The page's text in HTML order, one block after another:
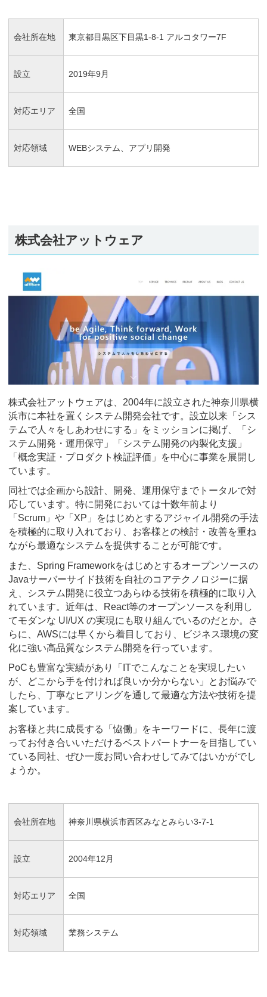
会社所在地 東京都目黒区下目黒1-8-1 アルコタワー7F
設立 2019年9月
対応エリア 全国
対応領域 WEBシステム、アプリ開発
株式会社アットウェア
株式会社アットウェアは、2004年に設立された神奈川県横
浜市に本社を置くシステム開発会社です。設立以来「シス
テムで人々をしあわせにする」をミッションに掲げ、「シ
ステム開発・運用保守」「システム開発の内製化支援」
「概念実証・プロダクト検証評価」を中心に事業を展開し
ています。
同社では企画から設計、開発、運用保守までトータルで対
応しています。特に開発においては十数年前より
「Scrum」や「XP」をはじめとするアジャイル開発の手法
を積極的に取り入れており、お客様との検討・改善を重ね
ながら最適なシステムを提供することが可能です。
また、Spring Frameworkをはじめとするオープンソースの
Javaサーバーサイド技術を自社のコアテクノロジーに据
え、システム開発に役立つあらゆる技術を積極的に取り入
れています。近年は、React等のオープンソースを利用し
てモダンな UI/UX の実現にも取り組んでいるのだとか。さ
らに、AWSには早くから着目しており、ビジネス環境の変
化に強い高品質なシステム開発を行っています。
PoCも豊富な実績があり「ITでこんなことを実現したい
が、どこから手を付ければ良いか分からない」とお悩みで
したら、丁寧なヒアリングを通して最適な方法や技術を提
案しています。
お客様と共に成長する「恊働」をキーワードに、長年に渡
ってお付き合いいただけるベストパートナーを目指してい
ている同社、ぜひ一度お問い合わせしてみてはいかがでし
ょうか。
会社所在地 神奈川県横浜市西区みなとみらい3-7-1
設立 2004年12月
対応エリア 全国
対応領域 業務システム